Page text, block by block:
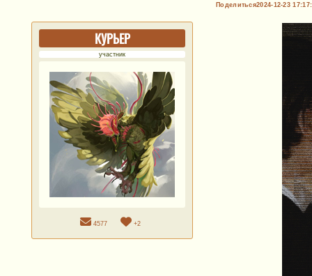
Поделиться2024-12-23
КУРЬЕР
участник
4577 +2